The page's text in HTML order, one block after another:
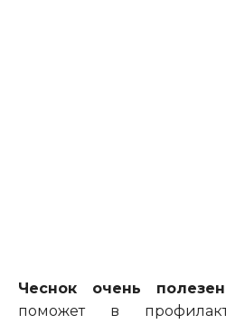
Чеснок очень
поможет в